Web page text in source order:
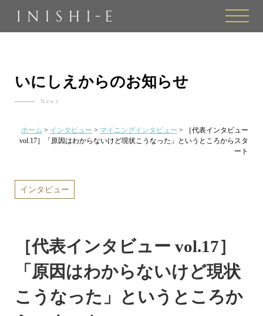
toggle
いにしえからのお知らせ
News
ホーム > インタビュー > マイニングインタビュー >
［代表インタビュー
vol.17］「原因はわからないけど現状こうなった」というところからスタ
ート
インタビュー
［代表インタビュー vol.17］
「原因はわからないけど現状
こうなった」というところか